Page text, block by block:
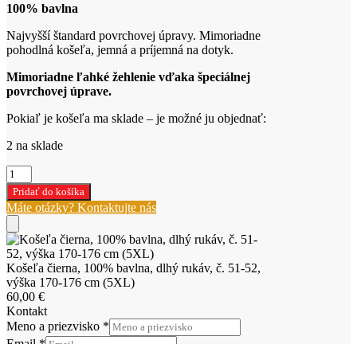
100% bavlna
Najvyšší štandard povrchovej úpravy. Mimoriadne
pohodlná košeľa, jemná a príjemná na dotyk.
Mimoriadne ľahké žehlenie vďaka špeciálnej
povrchovej úprave.
Pokiaľ je košeľa ma sklade – je možné ju objednať:
2 na sklade
množstvo
Košeľa
čierna,
100%
bavlna,
dlhý
rukáv,
č.
51-
52,
výška
170-
Pridať do košíka
Máte otázky? Kontaktujte nás
Košeľa čierna, 100% bavlna, dlhý rukáv, č. 51-52,
výška 170-176 cm (5XL)
60,00 €
Kontakt
Meno a priezvisko *